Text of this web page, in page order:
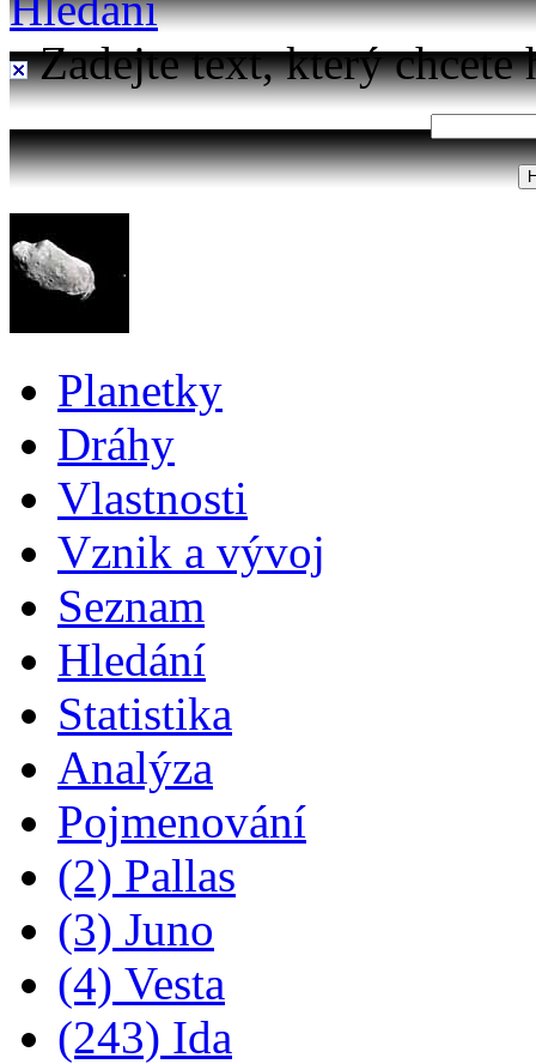
Zadejte text, který chcete
Planetky
Dráhy
Vlastnosti
Vznik a vývoj
Seznam
Hledání
Statistika
Analýza
Pojmenování
(2) Pallas
(3) Juno
(4) Vesta
(243) Ida